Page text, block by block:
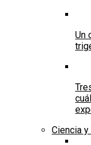
Un
Ciencia